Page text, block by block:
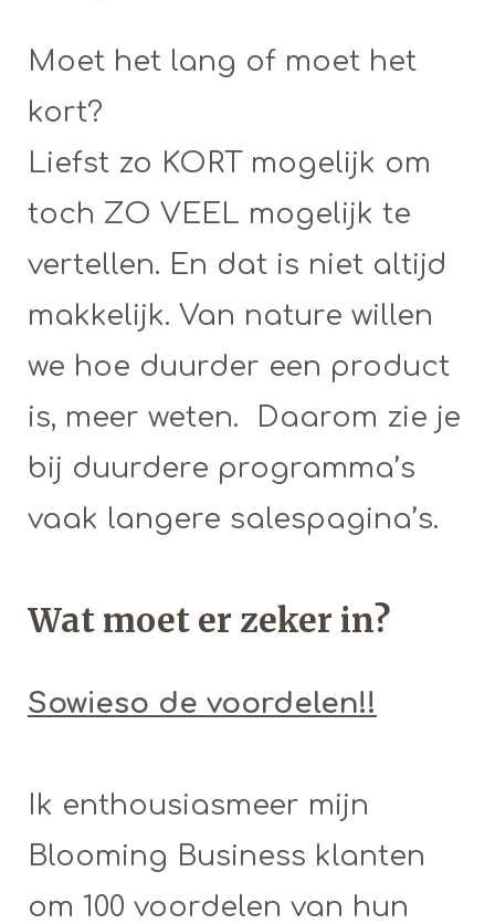
Moet het lang of moet het
kort?
Liefst zo KORT mogelijk om
toch ZO VEEL mogelijk te
vertellen. En dat is niet altijd
makkelijk. Van nature willen
we hoe duurder een product
is, meer weten. Daarom zie je
bij duurdere programma’s
vaak langere salespagina’s.
Wat moet er zeker in?
Sowieso de voordelen!!
Ik enthousiasmeer mijn
Blooming Business klanten
om 100 voordelen van hun